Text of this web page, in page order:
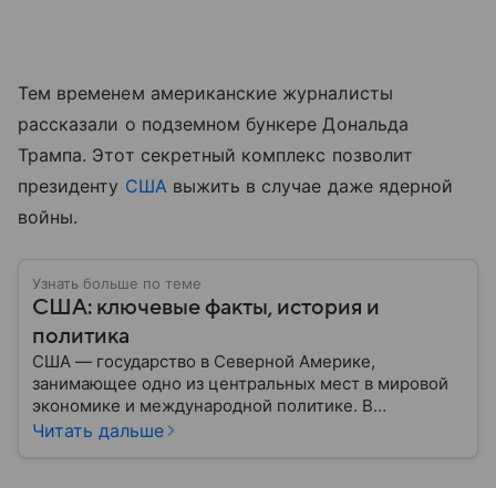
Тем временем американские журналисты
рассказали о подземном бункере Дональда
Трампа. Этот секретный комплекс позволит
президенту США выжить в случае даже ядерной
войны.
Узнать больше по теме
США: ключевые факты, история и
политика
США — государство в Северной Америке,
занимающее одно из центральных мест в мировой
экономике и международной политике. В
материале — основные сведения об этой стране.
Читать дальше